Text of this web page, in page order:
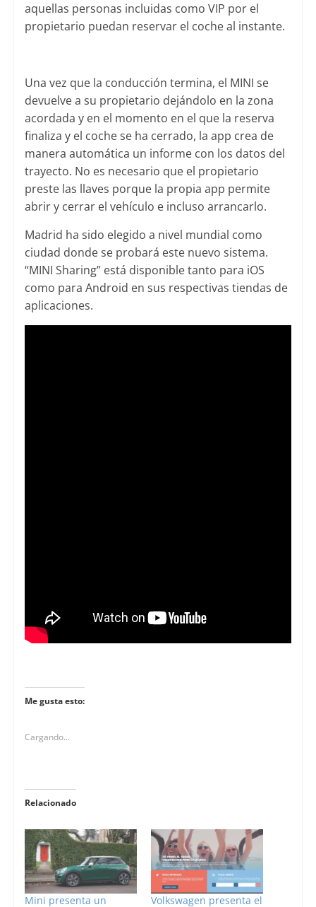
aquellas personas incluidas como VIP por el
propietario puedan reservar el coche al instante.
Una vez que la conducción termina, el MINI se
devuelve a su propietario dejándolo en la zona
acordada y en el momento en el que la reserva
finaliza y el coche se ha cerrado, la app crea de
manera automática un informe con los datos del
trayecto. No es necesario que el propietario
preste las llaves porque la propia app permite
abrir y cerrar el vehículo e incluso arrancarlo.
Madrid ha sido elegido a nivel mundial como
ciudad donde se probará este nuevo sistema.
“MINI Sharing” está disponible tanto para iOS
como para Android en sus respectivas tiendas de
aplicaciones.
Me gusta esto:
Cargando...
Relacionado
Mini presenta un Volkswagen presenta el